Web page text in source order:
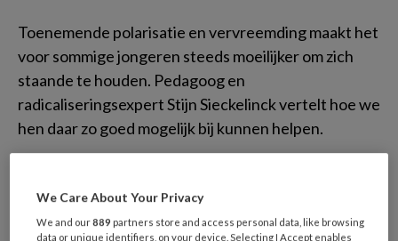
Toenemende polarisatie en vervreemding maakt het
voor sommige jongeren steeds moeilijker om zich
staande te houden. Pedagoog en
radicaliseringsexpert Stijn Sieckelinck vertelt hoe we
hen daar zo goed mogelijk bij kunnen helpen.
Papierwerk
We Care About Your Privacy
We and our889 partners store and access personal data, like browsing
data or unique identifiers, on your device. Selecting I Accept enables